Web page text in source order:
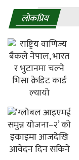
लाेकप्रिय